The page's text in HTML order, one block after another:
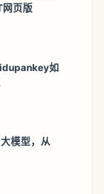
页版
如
模型，从